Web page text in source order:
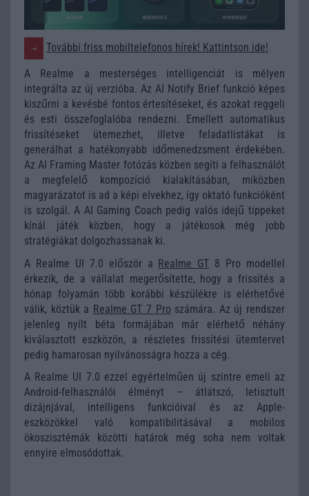
További friss mobiltelefonos hírek! Kattintson ide!
A Realme a mesterséges intelligenciát is mélyen
integrálta az új verzióba. Az AI Notify Brief funkció képes
kiszűrni a kevésbé fontos értesítéseket, és azokat reggeli
és esti összefoglalóba rendezni. Emellett automatikus
frissítéseket ütemezhet, illetve feladatlistákat is
generálhat a hatékonyabb időmenedzsment érdekében.
Az AI Framing Master fotózás közben segíti a felhasználót
a megfelelő kompozíció kialakításában, miközben
magyarázatot is ad a képi elvekhez, így oktató funkcióként
is szolgál. A AI Gaming Coach pedig valós idejű tippeket
kínál játék közben, hogy a játékosok még jobb
stratégiákat dolgozhassanak ki.
A Realme UI 7.0 először a Realme GT 8 Pro modellel
érkezik, de a vállalat megerősítette, hogy a frissítés a
hónap folyamán több korábbi készülékre is elérhetővé
válik, köztük a Realme GT 7 Pro számára. Az új rendszer
jelenleg nyílt béta formájában már elérhető néhány
kiválasztott eszközön, a részletes frissítési ütemtervet
pedig hamarosan nyilvánosságra hozza a cég.
A Realme UI 7.0 ezzel egyértelműen új szintre emeli az
Android-felhasználói élményt – átlátszó, letisztult
dizájnjával, intelligens funkcióival és az Apple-
eszközökkel való kompatibilitásával a mobilos
ökoszisztémák közötti határok még soha nem voltak
ennyire elmosódottak.